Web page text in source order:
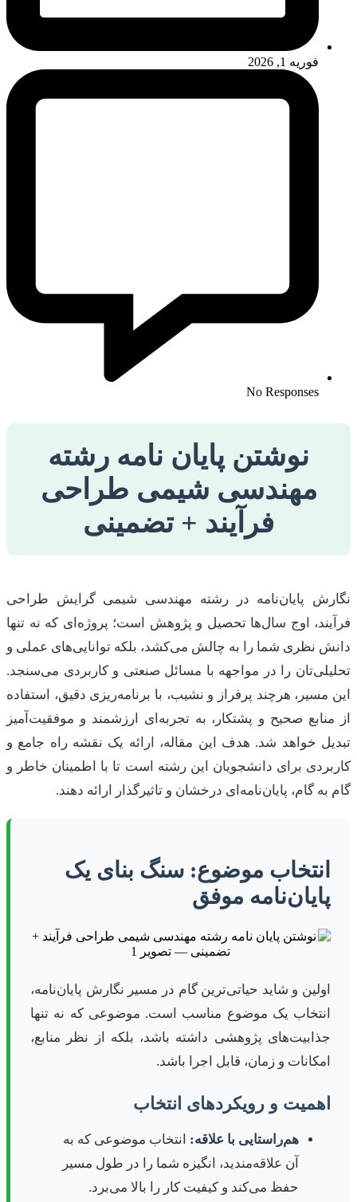
فوریه 1, 2026
No Responses
نوشتن پایان نامه رشته
مهندسی شیمی طراحی
فرآیند + تضمینی
نگارش پایان‌نامه در رشته مهندسی شیمی گرایش طراحی
فرآیند، اوج سال‌ها تحصیل و پژوهش است؛ پروژه‌ای که نه تنها
دانش نظری شما را به چالش می‌کشد، بلکه توانایی‌های عملی و
تحلیلی‌تان را در مواجهه با مسائل صنعتی و کاربردی می‌سنجد.
این مسیر، هرچند پرفراز و نشیب، با برنامه‌ریزی دقیق، استفاده
از منابع صحیح و پشتکار، به تجربه‌ای ارزشمند و موفقیت‌آمیز
تبدیل خواهد شد. هدف این مقاله، ارائه یک نقشه راه جامع و
کاربردی برای دانشجویان این رشته است تا با اطمینان خاطر و
گام به گام، پایان‌نامه‌ای درخشان و تاثیرگذار ارائه دهند.
انتخاب موضوع: سنگ بنای یک
پایان‌نامه موفق
اولین و شاید حیاتی‌ترین گام در مسیر نگارش پایان‌نامه،
انتخاب یک موضوع مناسب است. موضوعی که نه تنها
جذابیت‌های پژوهشی داشته باشد، بلکه از نظر منابع،
امکانات و زمان، قابل اجرا باشد.
اهمیت و رویکردهای انتخاب
هم‌راستایی با علاقه: انتخاب موضوعی که به
آن علاقه‌مندید، انگیزه شما را در طول مسیر
حفظ می‌کند و کیفیت کار را بالا می‌برد.